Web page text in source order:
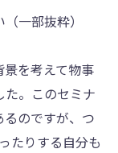
一部抜粋）
景を考えて物事
た。このセミナ
のですが、つ
たりする自分も